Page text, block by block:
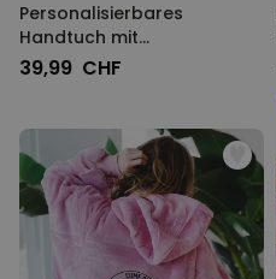
Personalisierbares
Handtuch mit
Glühweinspruch
39,99 CHF